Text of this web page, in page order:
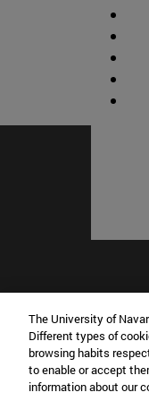
Campus
Campus
The University of
Different types of
browsing habits
to enable or accept
information about our